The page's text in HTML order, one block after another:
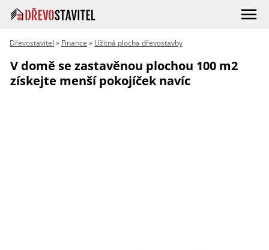
Dřevostavitel » Finance » Užitná plocha dřevostavby
V domě se zastavěnou plochou 100 m2
získejte menší pokojíček navíc